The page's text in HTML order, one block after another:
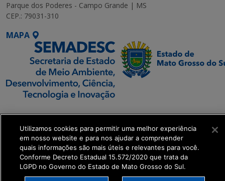
Parque dos Poderes - Campo Grande | MS
CEP.: 79031-310
MAPA
SETDIG | Secretaria-
Executiva de
Transformação Digital
get_footer();
Utilizamos cookies para permitir uma melhor experiência
em nosso website e para nos ajudar a compreender
quais informações são mais úteis e relevantes para você.
Conforme Decreto Estadual 15.572/2020 que trata da
LGPD no Governo do Estado de Mato Grosso do Sul.